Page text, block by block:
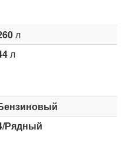
л
л
Рядный